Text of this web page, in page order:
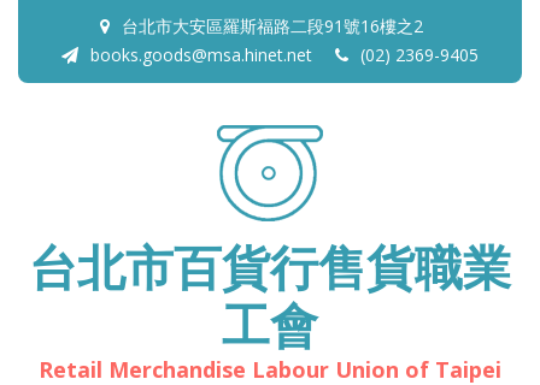
台北市大安區羅斯福路二段91號16樓之2
books.goods@msa.hinet.net
(02) 2369-9405
台北市百貨行售貨職業
工會
Retail Merchandise Labour Union of Taipei